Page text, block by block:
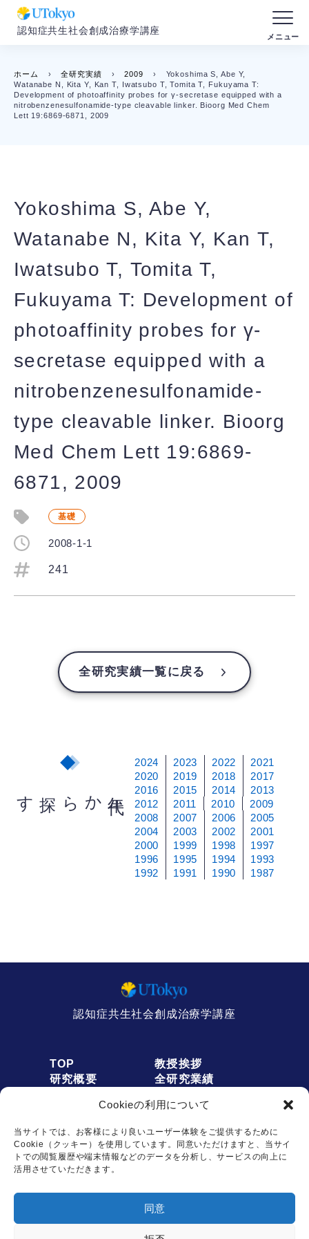
Cookieの利用について
当サイトでは、お客様により良いユーザー体験をご提供するために
Cookie（クッキー）を使用しています。同意いただけますと、当サイ
トでの閲覧履歴や端末情報などのデータを分析し、サービスの向上に
活用させていただきます。
同意
認知症共生社会創成治療学講座
ホーム › 全研究実績 › 2009 ›
Yokoshima S, Abe Y,
Watanabe N, Kita Y, Kan T, Iwatsubo T, Tomita T, Fukuyama T:
Development of photoaffinity probes for γ-secretase equipped with a
nitrobenzenesulfonamide-type cleavable linker. Bioorg Med Chem
Lett 19:6869-6871, 2009
Yokoshima S, Abe Y,
Watanabe N, Kita Y, Kan T,
Iwatsubo T, Tomita T,
Fukuyama T: Development of
photoaffinity probes for γ-
secretase equipped with a
nitrobenzenesulfonamide-
type cleavable linker. Bioorg
Med Chem Lett 19:6869-
6871, 2009
基礎
2008-1-1
241
全研究実績一覧に戻る
から探す
2024 2023 2022
2021
2020
2019 2018
2017
2016
2015 2014
2013
2012
2011 2010
2009
2008
2007 2006
2005
2004
2003 2002
2001
2000
1999 1998
1997
1996
1995 1994
1993
1992
1991 1990 1987
認知症共生社会創成治療学講座
TOP
教授挨拶
研究概要
全研究業績
リンク
お問い合わせは
こちらから